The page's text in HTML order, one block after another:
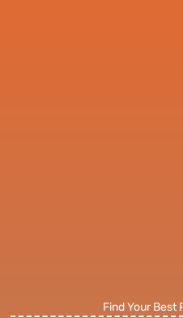
Find Your Best